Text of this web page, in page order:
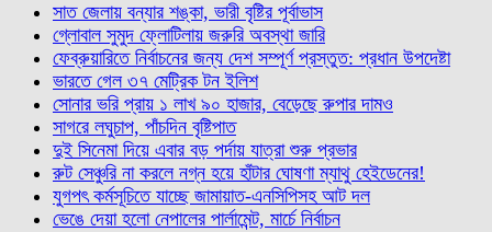
সাত জেলায় বন্যার শঙ্কা, ভারী বৃষ্টির পূর্বাভাস
গ্লোবাল সুমুদ ফ্লোটিলায় জরুরি অবস্থা জারি
ফেব্রুয়ারিতে নির্বাচনের জন্য দেশ সম্পূর্ণ প্রস্তুত: প্রধান উপদেষ্টা
ভারতে গেল ৩৭ মেট্রিক টন ইলিশ
সোনার ভরি প্রায় ১ লাখ ৯০ হাজার, বেড়েছে রুপার দামও
সাগরে লঘুচাপ, পাঁচদিন বৃষ্টিপাত
দুই সিনেমা দিয়ে এবার বড় পর্দায় যাত্রা শুরু প্রভার
রুট সেঞ্চুরি না করলে নগ্ন হয়ে হাঁটার ঘোষণা ম্যাথু হেইডেনের!
যুগপৎ কর্মসূচিতে যাচ্ছে জামায়াত-এনসিপিসহ আট দল
ভেঙে দেয়া হলো নেপালের পার্লামেন্ট, মার্চে নির্বাচন